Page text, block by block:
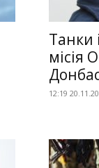
Танки
місія
12:19